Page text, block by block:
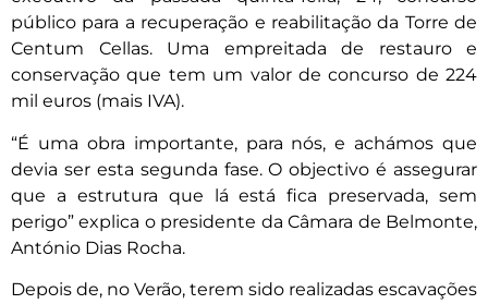
público para a recuperação e reabilitação da Torre de
Centum Cellas. Uma empreitada de restauro e
conservação que tem um valor de concurso de 224
mil euros (mais IVA).
“É uma obra importante, para nós, e achámos que
devia ser esta segunda fase. O objectivo é assegurar
que a estrutura que lá está fica preservada, sem
perigo” explica o presidente da Câmara de Belmonte,
António Dias Rocha.
Depois de, no Verão, terem sido realizadas escavações